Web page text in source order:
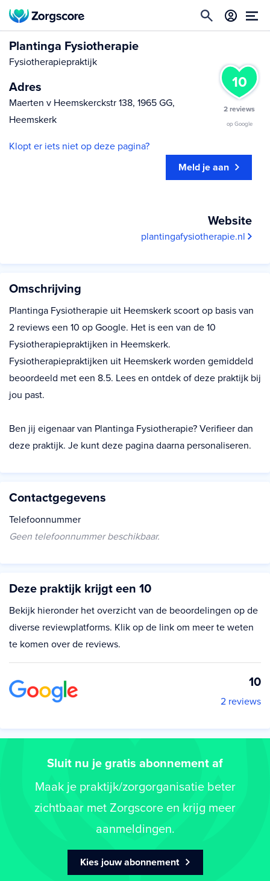
10
2 reviews
op Google
Plantinga Fysiotherapie
Fysiotherapiepraktijk
Adres
Maerten v Heemskerckstr 138, 1965 GG,
Heemskerk
Klopt er iets niet op deze pagina?
Meld je aan
Website
plantingafysiotherapie.nl
Omschrijving
Plantinga Fysiotherapie uit Heemskerk scoort op basis van
2 reviews een 10 op Google. Het is een van de 10
Fysiotherapiepraktijken in Heemskerk.
Fysiotherapiepraktijken uit Heemskerk worden gemiddeld
beoordeeld met een 8.5. Lees en ontdek of deze praktijk bij
jou past.
Ben jij eigenaar van Plantinga Fysiotherapie? Verifieer dan
deze praktijk. Je kunt deze pagina daarna personaliseren.
Contactgegevens
Telefoonnummer
Geen telefoonnummer beschikbaar.
Deze praktijk krijgt een 10
Bekijk hieronder het overzicht van de beoordelingen op de
diverse reviewplatforms. Klik op de link om meer te weten
te komen over de reviews.
10
2 reviews
Sluit nu je gratis abonnement af
Maak je praktijk/zorgorganisatie beter
zichtbaar met Zorgscore en krijg meer
aanmeldingen.
Kies jouw abonnement